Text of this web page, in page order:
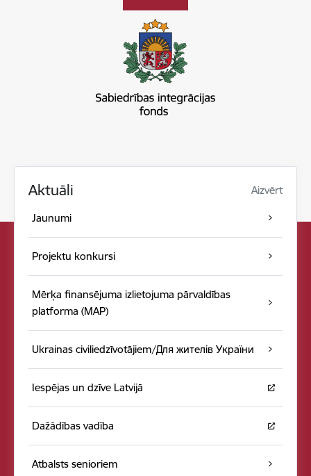
Aktuāli Aizvērt
Jaunumi
Projektu konkursi
Mērķa finansējuma izlietojuma pārvaldības
platforma (MAP)
Ukrainas civiliedzīvotājiem/Для жителів України
Iespējas un dzīve Latvijā
Dažādības vadība
Atbalsts senioriem